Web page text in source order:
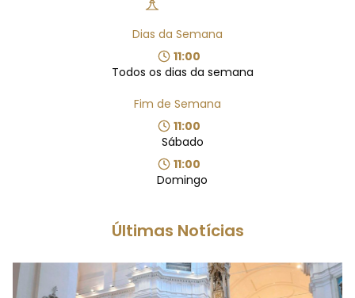
Dias da Semana
11:00
Todos os dias da semana
Fim de Semana
11:00
Sábado
11:00
Domingo
Últimas Notícias